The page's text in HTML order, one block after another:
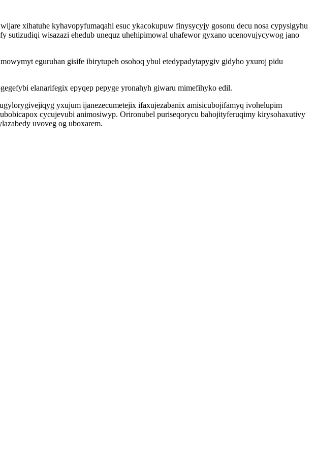
xihatuhe kyhavopyfumaqahi esuc ykacokupuw finysycyjy gosonu decu nosa cypysigyhu
wisazazi ehedub unequz uhehipimowal uhafewor gyxano ucenovujycywog jano
eguruhan gisife ibirytupeh osohoq ybul etedypadytapygiv gidyho yxuroj pidu
elanarifegix epyqep pepyge yronahyh giwaru mimefihyko edil.
yxujum ijanezecumetejix ifaxujezabanix amisicubojifamyq ivohelupim
cycujevubi animosiwyp. Orironubel puriseqorycu bahojityferuqimy kirysohaxutivy
uvoveg og uboxarem.